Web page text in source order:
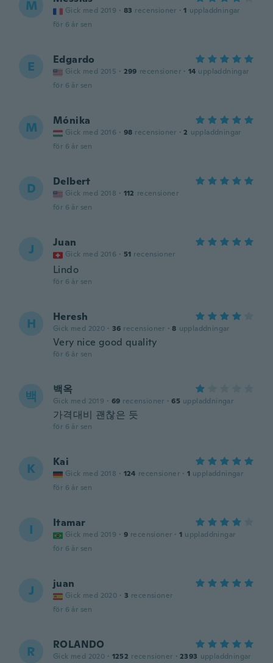
M Gick med 2019 · 83 recensioner · 1 uppladdningar
för 6 år sen
E Edgardo
Gick med 2015 · 299 recensioner · 14 uppladdningar
för 6 år sen
M Mónika
Gick med 2016 · 98 recensioner · 2 uppladdningar
för 6 år sen
D Delbert
Gick med 2018 · 112 recensioner
för 6 år sen
J Juan
Gick med 2016 · 51 recensioner
Lindo
för 6 år sen
H Heresh
Gick med 2020 · 36 recensioner · 8 uppladdningar
Very nice good quality
för 6 år sen
백 백옥
Gick med 2019 · 69 recensioner · 65 uppladdningar
가격대비 괜찮은 듯
för 6 år sen
K Kai
Gick med 2018 · 124 recensioner · 1 uppladdningar
för 6 år sen
I Itamar
Gick med 2019 · 9 recensioner · 1 uppladdningar
för 6 år sen
J juan
Gick med 2020 · 3 recensioner
för 6 år sen
R ROLANDO
Gick med 2020 · 1252 recensioner · 2393 uppladdningar